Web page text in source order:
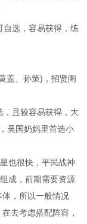
选，容易获得，练
盖、孙策)，招贤阁
，且较容易获得，大
吴国奶妈里首选小
也很快，平民战神
成，前期需要资源
，所以一般情况
去考虑搭配阵容，